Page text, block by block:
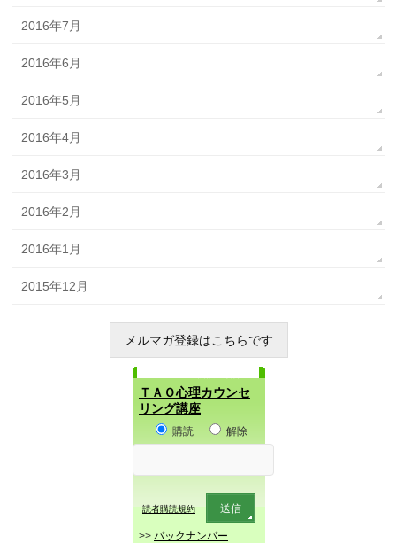
2016年7月
2016年6月
2016年5月
2016年4月
2016年3月
2016年2月
2016年1月
2015年12月
メルマガ登録はこちらです
ＴＡＯ心理カウンセ
リング講座
購読 解除
読者購読規約
>> バックナンバー